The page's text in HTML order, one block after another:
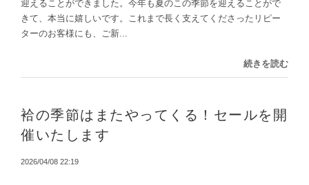
迎えることができました。今年も夏のこの季節を迎えることがで
きて、本当に嬉しいです。これまで長く支えてくださったリピー
ターのお客様にも、ご新...
続きを読む
袷の季節はまたやってくる！セールを開
催いたします
2026/04/08 22:19